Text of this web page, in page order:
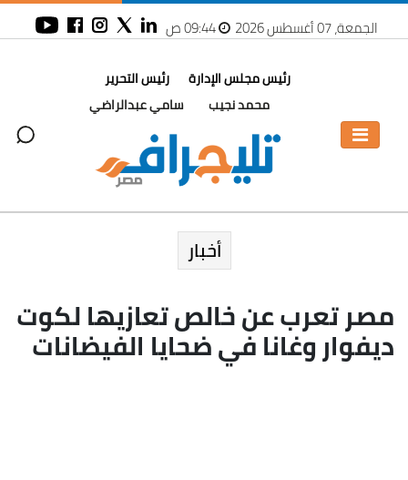
الجمعة، 07 أغسطس 2026 09:44 ص
رئيس مجلس الإدارة
محمد نجيب
رئيس التحرير
سامي عبدالراضي
أخبار
مصر تعرب عن خالص تعازيها لكوت
ديفوار وغانا في ضحايا الفيضانات